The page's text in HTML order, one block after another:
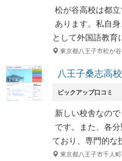
松が谷高校は都
あります。私自
として外国語教
東京都八王子市松が
八王子桑志高校
ピックアップ口コミ
新しい校舎なの
です。また、各
ており、専門的
東京都八王子市千人